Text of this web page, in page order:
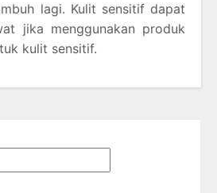
lagi. Kulit sensitif dapat
jika menggunakan produk
kulit sensitif.